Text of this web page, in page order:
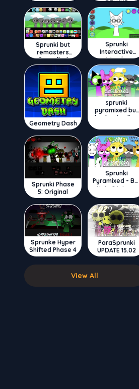
DELUXE
Sprunki but
remasters
Cancelled
Sprunki
Interactive
Wenda
Geometry Dash
sprunki
pyramixed but
broker is alive
Sprunki Phase
5: Original
Sprunki
Pyramixed - But
Upin & Ipin oc
Sprunke Hyper
Shifted Phase 4
ParaSprunki
UPDATE 15.02
View All